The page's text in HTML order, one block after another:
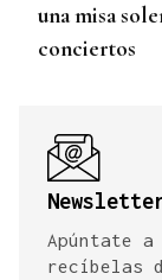
una misa
conciertos
Apúntate
recíbelas